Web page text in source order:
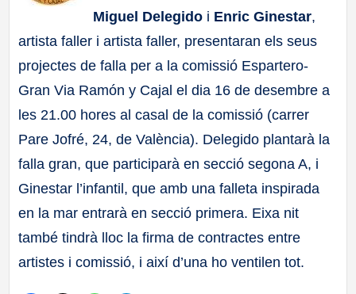
Miguel Delegido i Enric Ginestar,
artista faller i artista faller, presentaran els seus
projectes de falla per a la comissió Espartero-
Gran Via Ramón y Cajal el dia 16 de desembre a
les 21.00 hores al casal de la comissió (carrer
Pare Jofré, 24, de València). Delegido plantarà la
falla gran, que participarà en secció segona A, i
Ginestar l’infantil, que amb una falleta inspirada
en la mar entrarà en secció primera. Eixa nit
també tindrà lloc la firma de contractes entre
artistes i comissió, i així d’una ho ventilen tot.